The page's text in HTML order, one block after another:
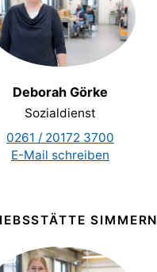
Deborah Görke
Sozialdienst
0261 / 20172 3700
E-Mail schreiben
SIMMERN